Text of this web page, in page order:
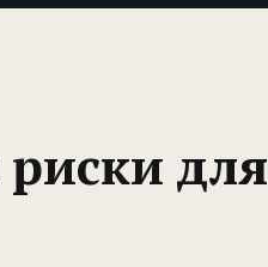
для